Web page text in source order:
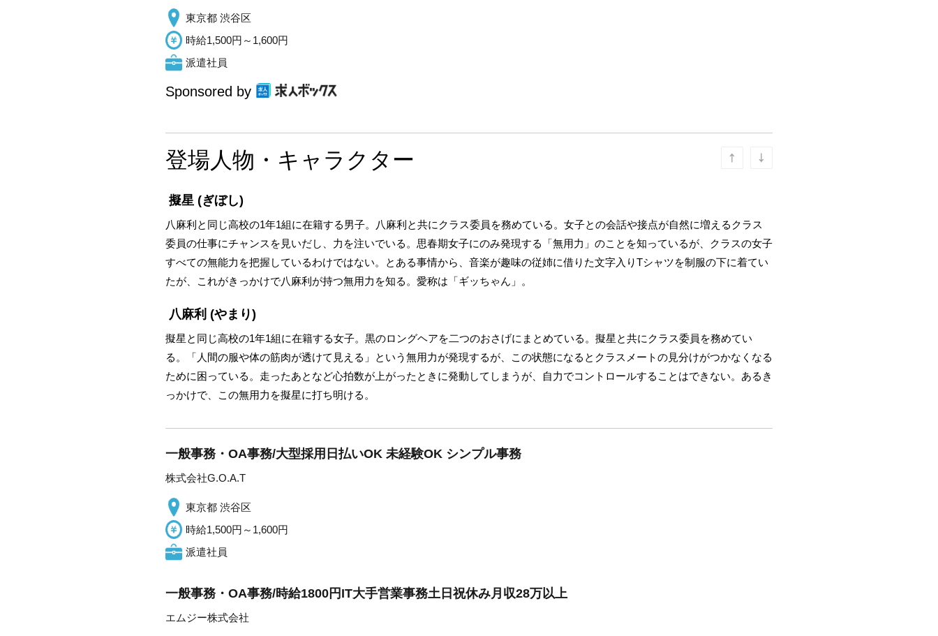
東京都 渋谷区
時給1,500円～1,600円
派遣社員
Sponsored by
登場人物・キャラクター
擬星 (ぎぼし)
八麻利と同じ高校の1年1組に在籍する男子。八麻利と共にクラス委員を務めている。女子との会話や接点が自然に増えるクラス
委員の仕事にチャンスを見いだし、力を注いでいる。思春期女子にのみ発現する「無用力」のことを知っているが、クラスの女子
すべての無能力を把握しているわけではない。とある事情から、音楽が趣味の従姉に借りた文字入りTシャツを制服の下に着てい
たが、これがきっかけで八麻利が持つ無用力を知る。愛称は「ギッちゃん」。
八麻利 (やまり)
擬星と同じ高校の1年1組に在籍する女子。黒のロングヘアを二つのおさげにまとめている。擬星と共にクラス委員を務めてい
る。「人間の服や体の筋肉が透けて見える」という無用力が発現するが、この状態になるとクラスメートの見分けがつかなくなる
ために困っている。走ったあとなど心拍数が上がったときに発動してしまうが、自力でコントロールすることはできない。あるき
っかけで、この無用力を擬星に打ち明ける。
一般事務・OA事務/大型採用日払いOK 未経験OK シンプル事務
株式会社G.O.A.T
東京都 渋谷区
時給1,500円～1,600円
派遣社員
一般事務・OA事務/時給1800円IT大手営業事務土日祝休み月収28万以上
エムジー株式会社